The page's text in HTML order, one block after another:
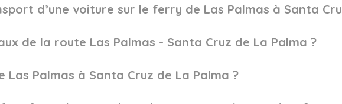
d’une voiture sur le ferry de Las Palmas à Santa
de la route Las Palmas - Santa Cruz de La Palma ?
Palmas à Santa Cruz de La Palma ?